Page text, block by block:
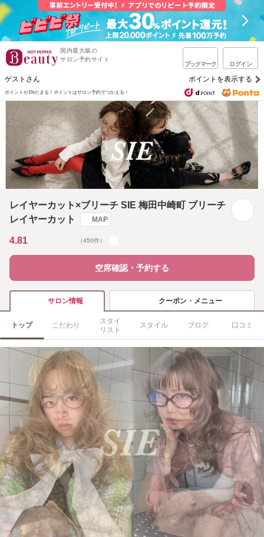
国内最大級の
サロン予約サイト
ブックマーク ログイン
ゲストさん ポイントを表示する
ポイントが1%たまる！ ポイントはサロン予約でつかえる！
レイヤーカット×ブリーチ SIE 梅田中崎町 ブリーチ
レイヤーカット
MAP
4.81 （450件）
空席確認・予約する
サロン情報 クーポン・メニュー
トップ こだわり
スタイ
リスト
スタイル ブログ 口コミ